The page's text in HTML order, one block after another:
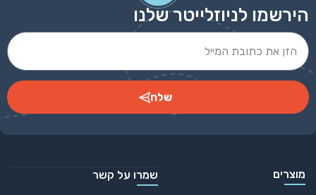
הירשמו לניוזלייטר שלנו
שלח
מוצרים שמרו על קשר